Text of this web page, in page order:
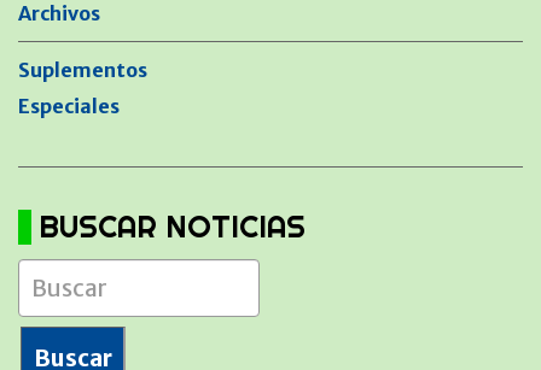
Archivos
Suplementos
Especiales
BUSCAR NOTICIAS